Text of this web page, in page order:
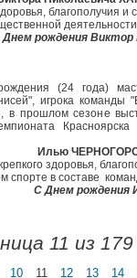
благополучия и
Днем рождения Виктор
(24 года)
игрока команды
в прошлом сезоне
Илью
здоровья,
спорте в составе
С Днем рождения
11 из 179
10 11 12 13 14